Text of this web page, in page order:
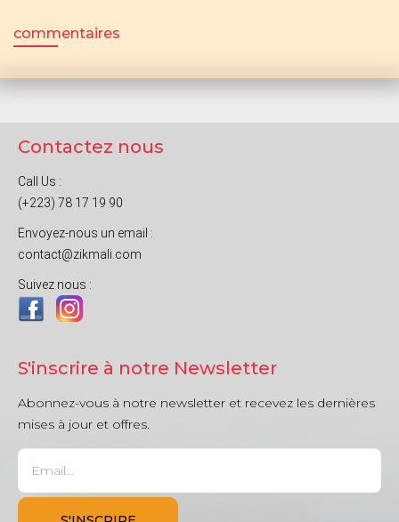
commentaires
Contactez nous
Call Us :
(+223) 78 17 19 90
Envoyez-nous un email :
contact@zikmali.com
Suivez nous :
S'inscrire à notre Newsletter
Abonnez-vous à notre newsletter et recevez les dernières
mises à jour et offres.